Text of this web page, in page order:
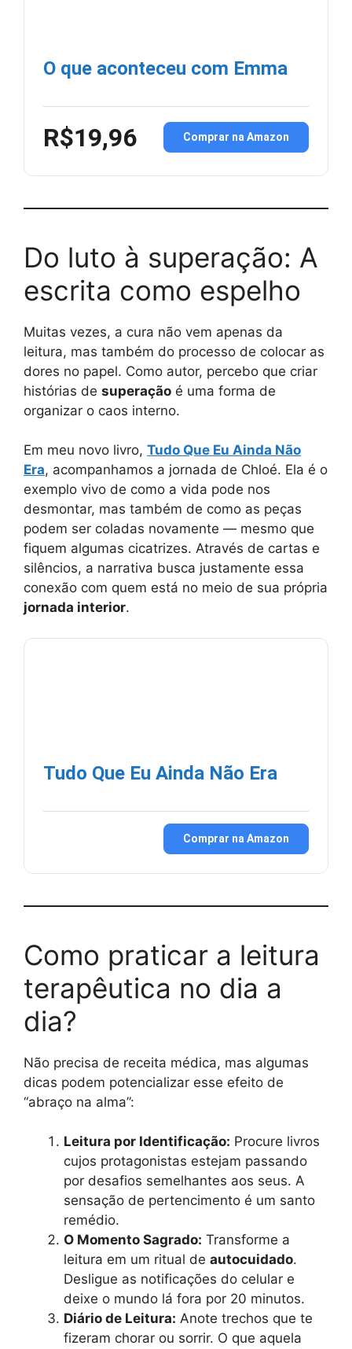
O que aconteceu com Emma
R$19,96 Comprar na Amazon
Do luto à superação: A
escrita como espelho
Muitas vezes, a cura não vem apenas da
leitura, mas também do processo de colocar as
dores no papel. Como autor, percebo que criar
histórias de superação é uma forma de
organizar o caos interno.
Em meu novo livro, Tudo Que Eu Ainda Não
Era, acompanhamos a jornada de Chloé. Ela é o
exemplo vivo de como a vida pode nos
desmontar, mas também de como as peças
podem ser coladas novamente — mesmo que
fiquem algumas cicatrizes. Através de cartas e
silêncios, a narrativa busca justamente essa
conexão com quem está no meio de sua própria
jornada interior.
Tudo Que Eu Ainda Não Era
Comprar na Amazon
Como praticar a leitura
terapêutica no dia a
dia?
Não precisa de receita médica, mas algumas
dicas podem potencializar esse efeito de
“abraço na alma”:
Leitura por Identificação: Procure livros
cujos protagonistas estejam passando
por desafios semelhantes aos seus. A
sensação de pertencimento é um santo
remédio.
O Momento Sagrado: Transforme a
leitura em um ritual de autocuidado.
Desligue as notificações do celular e
deixe o mundo lá fora por 20 minutos.
Diário de Leitura: Anote trechos que te
fizeram chorar ou sorrir. O que aquela